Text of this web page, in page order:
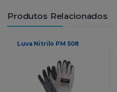
Produtos Relacionados
Luva Nitrilo PM 508